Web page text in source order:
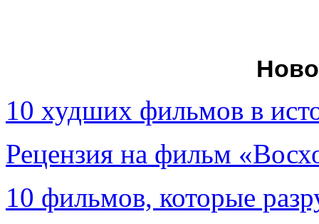
10 худших фильмов в
Рецензия на фильм
10 фильмов, которые